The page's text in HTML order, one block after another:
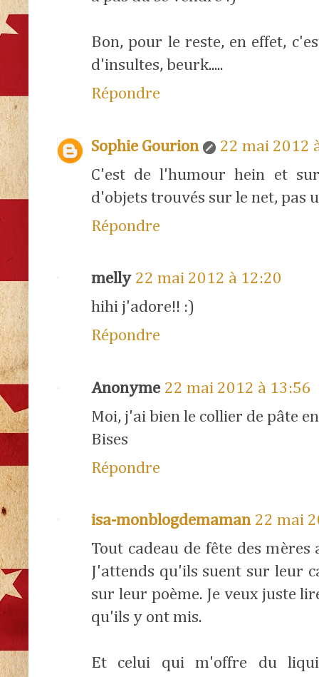
Bon, pour le reste, en effet,
d'insultes, beurk.....
Répondre
Sophie Gourion
22 mai 2012
C'est de l'humour hein et
d'objets trouvés sur le net, pas
Répondre
melly 22 mai 2012 à 12:20
hihi j'adore!! :)
Répondre
Anonyme 22 mai 2012 à 13:56
Moi, j'ai bien le collier de pâte
Bises
Répondre
isa-monblogdemaman 22 mai
Tout cadeau de fête des mères
J'attends qu'ils suent sur leur
sur leur poème. Je veux juste
qu'ils y ont mis.
Et celui qui m'offre du